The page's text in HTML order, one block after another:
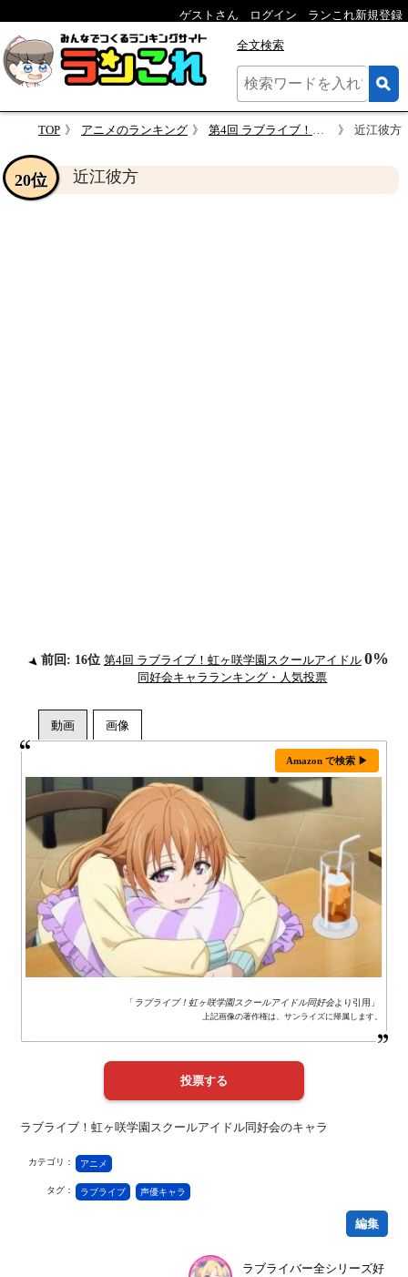
ゲストさん ログイン ランこれ新規登録
全文検索
TOP アニメのランキング 第4回 ラブライブ！虹ヶ咲学園スクールアイドル同好会キャラランキング・人気投票 近江彼方
近江彼方
20位
前回: 16位 第4回 ラブライブ！虹ヶ咲学園スクールアイドル
同好会キャラランキング・人気投票
0%
Amazon で検索 ▶
「 ラブライブ！虹ヶ咲学園スクールアイドル同好会より引用」
上記画像の著作権は、サンライズに帰属します。
ラブライブ！虹ヶ咲学園スクールアイドル同好会のキャラ
カテゴリ： アニメ
タグ： ラブライブ 声優キャラ
編集
ラブライバー全シリーズ好